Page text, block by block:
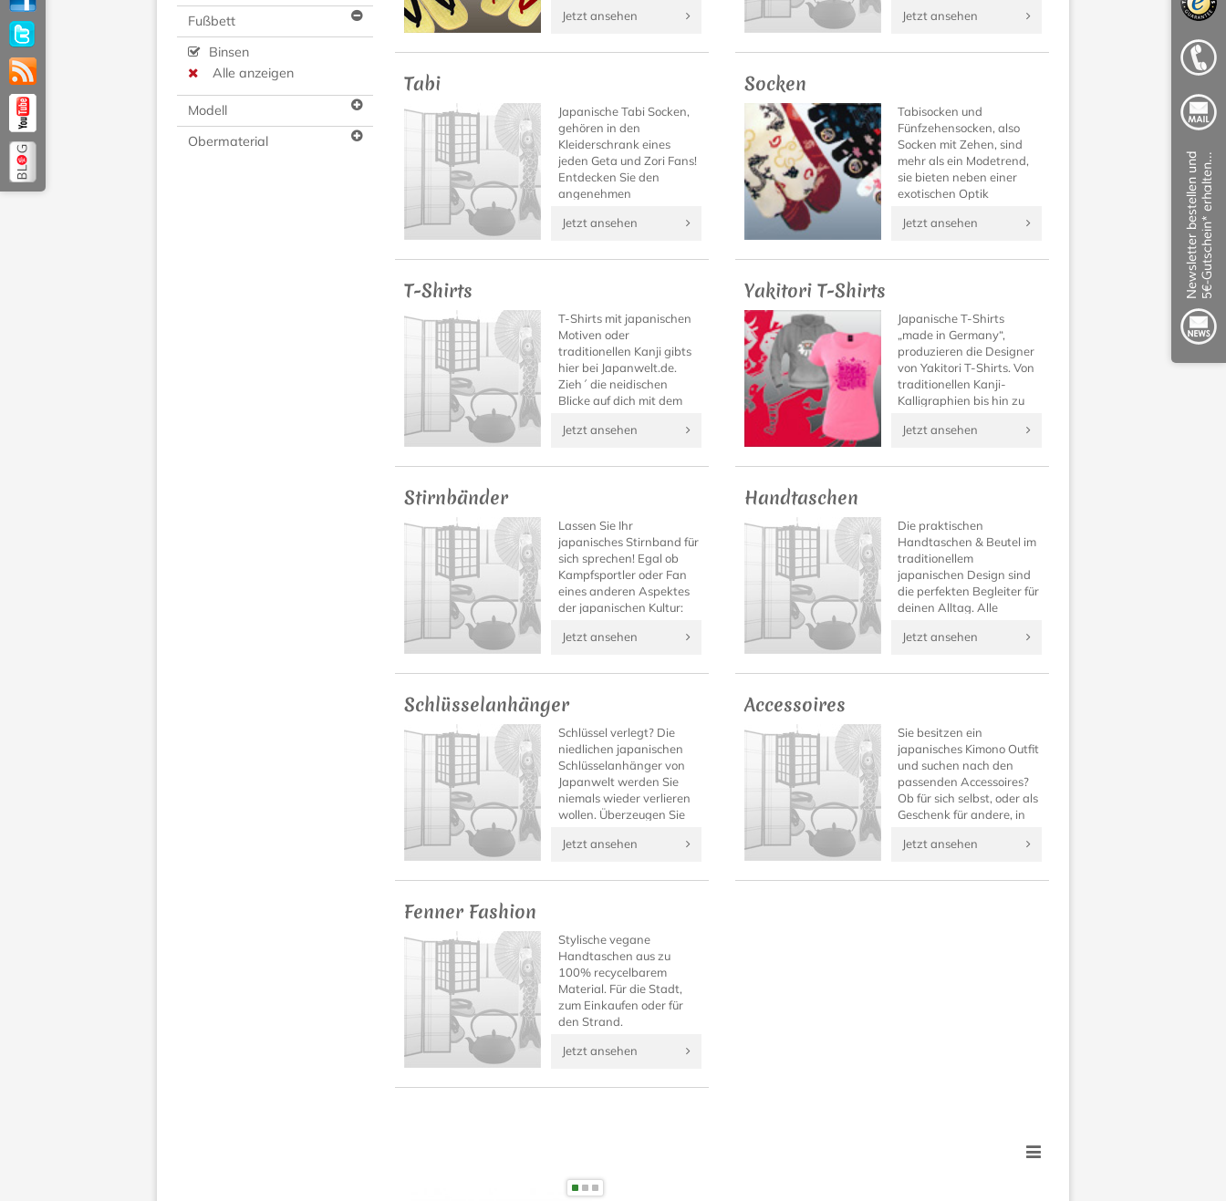
Sandalen draußen im
eleganter Hausschuh
Jetzt ansehen Jetzt ansehen
Tabi
Japanische Tabi Socken,
gehören in den
Kleiderschrank eines
jeden Geta und Zori Fans!
Entdecken Sie den
angenehmen
Socken mit hochwertigen
Japanwelt.
Jetzt ansehen
Socken
Tabisocken und
Fünfzehensocken, also
Socken mit Zehen, sind
mehr als ein Modetrend,
sie bieten neben einer
exotischen Optik
Tragekomfort!
selbst!
Jetzt ansehen
T-Shirts
T-Shirts mit japanischen
Motiven oder
traditionellen Kanji gibts
hier bei Japanwelt.de.
Zieh´ die neidischen
Blicke auf dich mit dem
Jetzt ansehen
Yakitori T-Shirts
Japanische T-Shirts
„made in Germany“,
produzieren die Designer
von Yakitori T-Shirts. Von
traditionellen Kanji-
Kalligraphien bis hin zu
sich für jeden Geschmack
Shirt.
Jetzt ansehen
Stirnbänder
Lassen Sie Ihr
japanisches Stirnband für
sich sprechen! Egal ob
Kampfsportler oder Fan
eines anderen Aspektes
der japanischen Kultur:
bestimmt das Kanji-
Motto!
Jetzt ansehen
Handtaschen
Die praktischen
Handtaschen & Beutel im
traditionellem
japanischen Design sind
die perfekten Begleiter für
deinen Alltag. Alle
verstaut.
Jetzt ansehen
Schlüsselanhänger
Schlüssel verlegt? Die
niedlichen japanischen
Schlüsselanhänger von
Japanwelt werden Sie
niemals wieder verlieren
wollen. Überzeugen Sie
einzigartigen
Accessoires!
Jetzt ansehen
Accessoires
Sie besitzen ein
japanisches Kimono Outfit
und suchen nach den
passenden Accessoires?
Ob für sich selbst, oder als
Geschenk für andere, in
japanische Geldbörsen,
und Anhänger.
Jetzt ansehen
Fenner Fashion
Stylische vegane
Handtaschen aus zu
100% recycelbarem
Material. Für die Stadt,
zum Einkaufen oder für
den Strand.
Jetzt ansehen
Fußbett
Binsen
Alle anzeigen
Modell
Obermaterial